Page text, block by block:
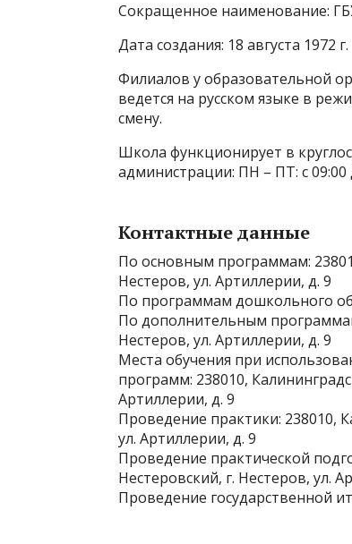
Сокращенное наименование:
Дата создания: 18 августа 1972 г.
Филиалов у образовательной
ведется на русском языке в
смену.
Школа функционирует в
администрации: ПН – ПТ: с 09:00
Контактные данные
По основным программам:
Нестеров, ул. Артиллерии, д. 9
По программам дошкольного
По дополнительным
Нестеров, ул. Артиллерии, д. 9
Места обучения при
программ: 238010,
Артиллерии, д. 9
Проведение практики: 238010,
ул. Артиллерии, д. 9
Проведение практической
Нестеровский, г. Нестеров, ул.
Проведение государственной